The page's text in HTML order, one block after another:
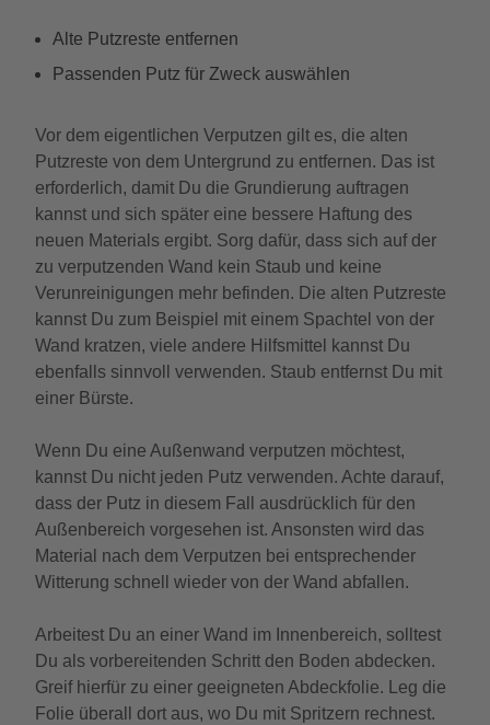
Alte Putzreste entfernen
Passenden Putz für Zweck auswählen
Vor dem eigentlichen Verputzen gilt es, die alten
Putzreste von dem Untergrund zu entfernen. Das ist
erforderlich, damit Du die Grundierung auftragen
kannst und sich später eine bessere Haftung des
neuen Materials ergibt. Sorg dafür, dass sich auf der
zu verputzenden Wand kein Staub und keine
Verunreinigungen mehr befinden. Die alten Putzreste
kannst Du zum Beispiel mit einem Spachtel von der
Wand kratzen, viele andere Hilfsmittel kannst Du
ebenfalls sinnvoll verwenden. Staub entfernst Du mit
einer Bürste.
Wenn Du eine Außenwand verputzen möchtest,
kannst Du nicht jeden Putz verwenden. Achte darauf,
dass der Putz in diesem Fall ausdrücklich für den
Außenbereich vorgesehen ist. Ansonsten wird das
Material nach dem Verputzen bei entsprechender
Witterung schnell wieder von der Wand abfallen.
Arbeitest Du an einer Wand im Innenbereich, solltest
Du als vorbereitenden Schritt den Boden abdecken.
Greif hierfür zu einer geeigneten Abdeckfolie. Leg die
Folie überall dort aus, wo Du mit Spritzern rechnest.